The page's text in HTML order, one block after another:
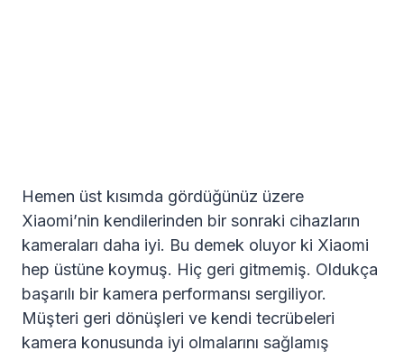
Hemen üst kısımda gördüğünüz üzere
Xiaomi’nin kendilerinden bir sonraki cihazların
kameraları daha iyi. Bu demek oluyor ki Xiaomi
hep üstüne koymuş. Hiç geri gitmemiş. Oldukça
başarılı bir kamera performansı sergiliyor.
Müşteri geri dönüşleri ve kendi tecrübeleri
kamera konusunda iyi olmalarını sağlamış